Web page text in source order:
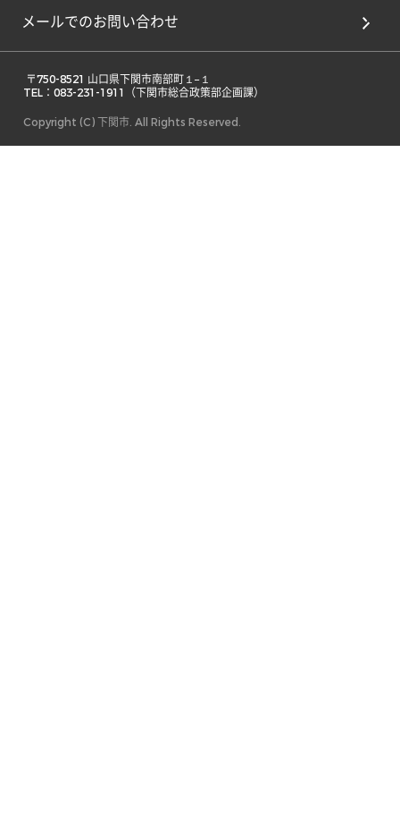
メールでのお問い合わせ
TEL：083-231-1911（下関市総合政策部企画課）
Copyright (C) 下関市. All Rights Reserved.